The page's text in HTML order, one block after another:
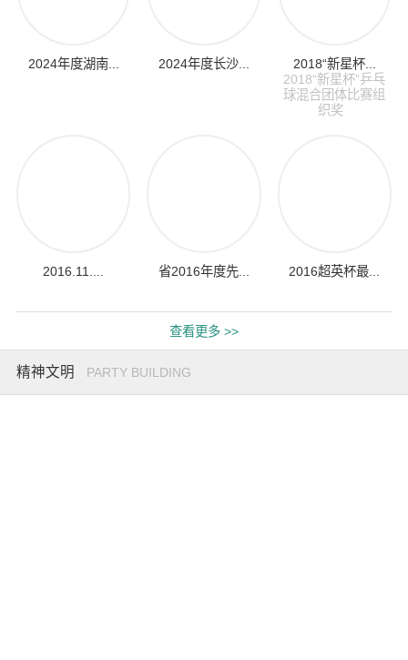
2024年度湖南... 2024年度长沙...
2018“新星杯...
2018“新星杯”乒乓
球混合团体比赛组
织奖
2016.11.... 省2016年度先... 2016超英杯最...
查看更多 >>
精神文明 PARTY BUILDING